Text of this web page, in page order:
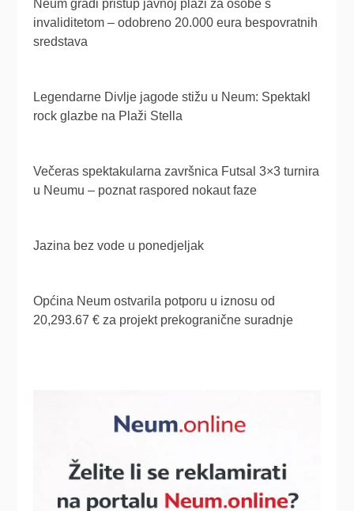
Neum gradi pristup javnoj plaži za osobe s
invaliditetom – odobreno 20.000 eura bespovratnih
sredstava
Legendarne Divlje jagode stižu u Neum: Spektakl
rock glazbe na Plaži Stella
Večeras spektakularna završnica Futsal 3×3 turnira
u Neumu – poznat raspored nokaut faze
Jazina bez vode u ponedjeljak
Općina Neum ostvarila potporu u iznosu od
20,293.67 € za projekt prekogranične suradnje